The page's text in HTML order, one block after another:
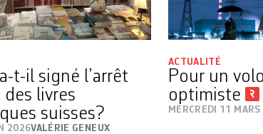
t-il signé l’arrêt
livres
suisses?
2026VALÉRIE GENEUX
ACTUALITÉ
Pour un
optimiste
MERCREDI 11